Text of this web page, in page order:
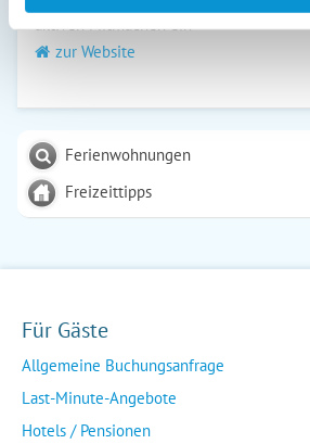
aktiven Mitmachen ein
zur Website
Ferienwohnungen
Freizeittipps
Für Gäste
Allgemeine Buchungsanfrage
Last-Minute-Angebote
Hotels / Pensionen